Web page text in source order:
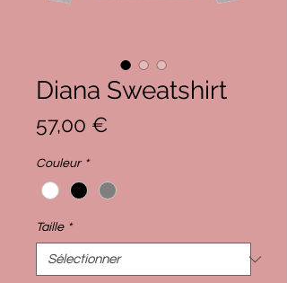
Diana Sweatshirt
57,00 €
Couleur *
Taille *